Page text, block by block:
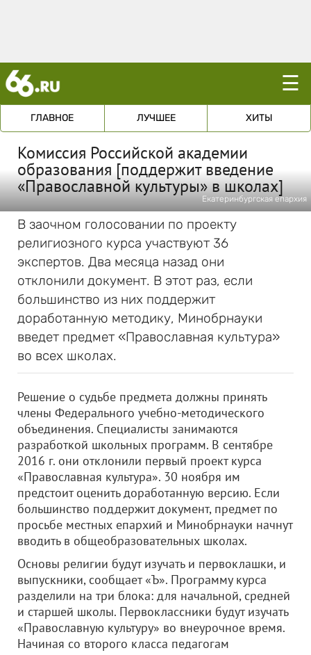
☰
ГЛАВНОЕ ЛУЧШЕЕ ХИТЫ
Комиссия Российской академии
образования [поддержит введение
«Православной культуры» в школах]
Екатеринбургская епархия
В заочном голосовании по проекту
религиозного курса участвуют 36
экспертов. Два месяца назад они
отклонили документ. В этот раз, если
большинство из них поддержит
доработанную методику, Минобрнауки
введет предмет «Православная культура»
во всех школах.
Решение о судьбе предмета должны принять
члены Федерального учебно-методического
объединения. Специалисты занимаются
разработкой школьных программ. В сентябре
2016 г. они отклонили первый проект курса
«Православная культура». 30 ноября им
предстоит оценить доработанную версию. Если
большинство поддержит документ, предмет по
просьбе местных епархий и Минобрнауки начнут
вводить в общеобразовательных школах.
Основы религии будут изучать и первоклашки, и
выпускники, сообщает «Ъ». Программу курса
разделили на три блока: для начальной, средней
и старшей школы. Первоклассники будут изучать
«Православную культуру» во внеурочное время.
Начиная со второго класса педагогам